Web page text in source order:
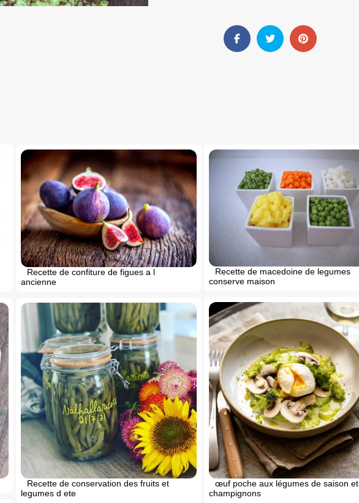
Recette de confiture de figues a l
ancienne
Recette de macedoine de legumes
conserve maison
œuf poche aux légumes de saison et
champignons
Recette de conservation des fruits et
legumes d ete